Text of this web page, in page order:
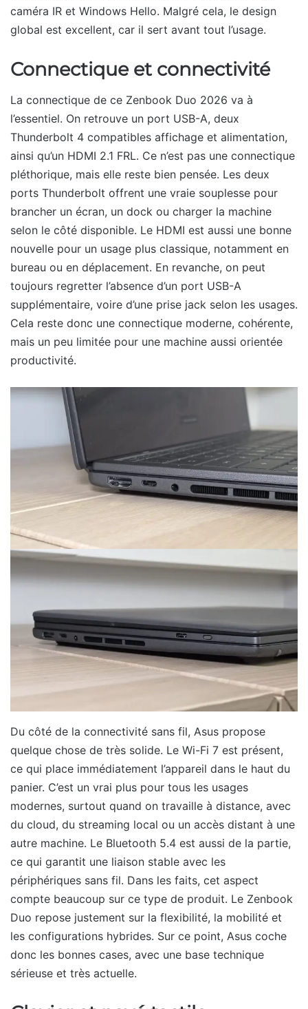
caméra IR et Windows Hello. Malgré cela, le design
global est excellent, car il sert avant tout l’usage.
Connectique et connectivité
La connectique de ce Zenbook Duo 2026 va à
l’essentiel. On retrouve un port USB-A, deux
Thunderbolt 4 compatibles affichage et alimentation,
ainsi qu’un HDMI 2.1 FRL. Ce n’est pas une connectique
pléthorique, mais elle reste bien pensée. Les deux
ports Thunderbolt offrent une vraie souplesse pour
brancher un écran, un dock ou charger la machine
selon le côté disponible. Le HDMI est aussi une bonne
nouvelle pour un usage plus classique, notamment en
bureau ou en déplacement. En revanche, on peut
toujours regretter l’absence d’un port USB-A
supplémentaire, voire d’une prise jack selon les usages.
Cela reste donc une connectique moderne, cohérente,
mais un peu limitée pour une machine aussi orientée
productivité.
Du côté de la connectivité sans fil, Asus propose
quelque chose de très solide. Le Wi-Fi 7 est présent,
ce qui place immédiatement l’appareil dans le haut du
panier. C’est un vrai plus pour tous les usages
modernes, surtout quand on travaille à distance, avec
du cloud, du streaming local ou un accès distant à une
autre machine. Le Bluetooth 5.4 est aussi de la partie,
ce qui garantit une liaison stable avec les
périphériques sans fil. Dans les faits, cet aspect
compte beaucoup sur ce type de produit. Le Zenbook
Duo repose justement sur la flexibilité, la mobilité et
les configurations hybrides. Sur ce point, Asus coche
donc les bonnes cases, avec une base technique
sérieuse et très actuelle.